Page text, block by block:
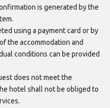
is generated by the
using a payment card or by
the accommodation and
conditions can be provided
does not meet the
hotel shall not be obliged to